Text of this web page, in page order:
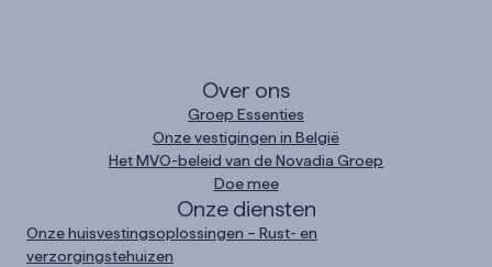
Over ons
Groep Essenties
Onze vestigingen in België
Het MVO-beleid van de Novadia Groep
Doe mee
Onze diensten
Onze huisvestingsoplossingen – Rust- en
verzorgingstehuizen